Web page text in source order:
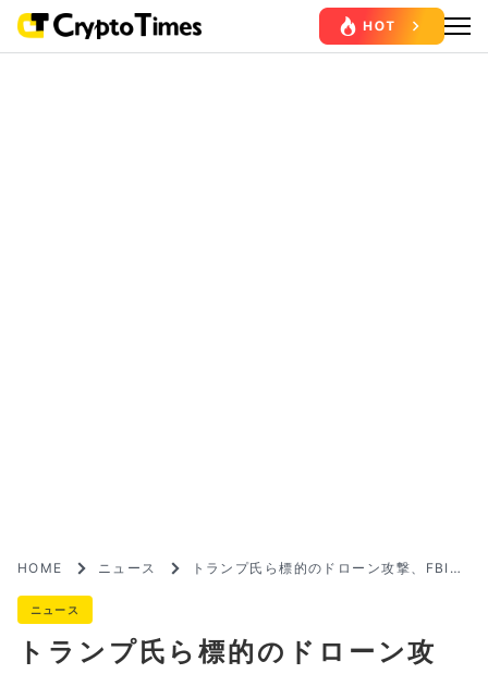
HOME ニュース
トランプ氏ら標的のドローン攻撃、FBIが
ニュース
トランプ氏ら標的のドローン攻